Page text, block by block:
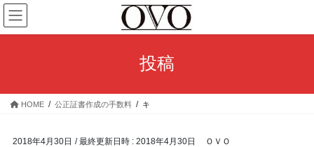
コ
ン
テ
ス
ナ
ビ
ゲ
ン
投稿
HOME 公正証書作成の手数料 キ
2018年4月30日 / 最終更新日時 : 2018年4月30日 ＯＶＯ